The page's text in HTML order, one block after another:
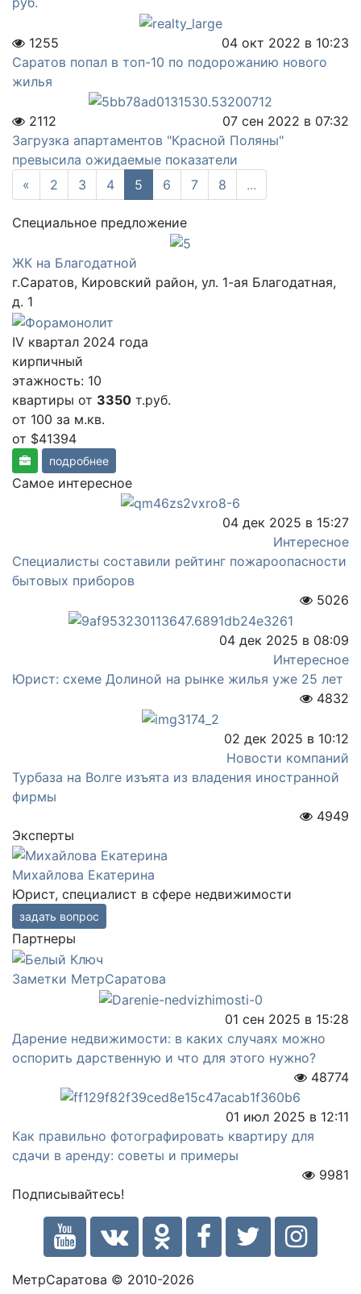
04 окт 2022 в 10:23
1255
Саратов попал в топ-10 по подорожанию нового
жилья
07 сен 2022 в 07:32
2112
Загрузка апартаментов "Красной Поляны"
превысила ожидаемые показатели
«
2 3 4 5 6 7 8 ...
Cпециальное предложение
ЖК на Благодатной
г.Саратов, Кировский район, ул. 1-ая Благодатная,
д. 1
IV квартал 2024 года
кирпичный
этажность: 10
квартиры от 3350 т.руб.
от 100 за м.кв.
от $41394
подробнее
Самое интересное
04 дек 2025 в 15:27
Интересное
Специалисты составили рейтинг пожароопасности
бытовых приборов
5026
04 дек 2025 в 08:09
Интересное
Юрист: схеме Долиной на рынке жилья уже 25 лет
4832
02 дек 2025 в 10:12
Новости компаний
Турбаза на Волге изъята из владения иностранной
фирмы
4949
Эксперты
Михайлова Екатерина
Юрист, специалист в сфере недвижимости
задать вопрос
Партнеры
Заметки МетрСаратова
01 сен 2025 в 15:28
Дарение недвижимости: в каких случаях можно
оспорить дарственную и что для этого нужно?
48774
01 июл 2025 в 12:11
Как правильно фотографировать квартиру для
сдачи в аренду: советы и примеры
9981
Подписывайтесь!
МетрСаратова © 2010-2026